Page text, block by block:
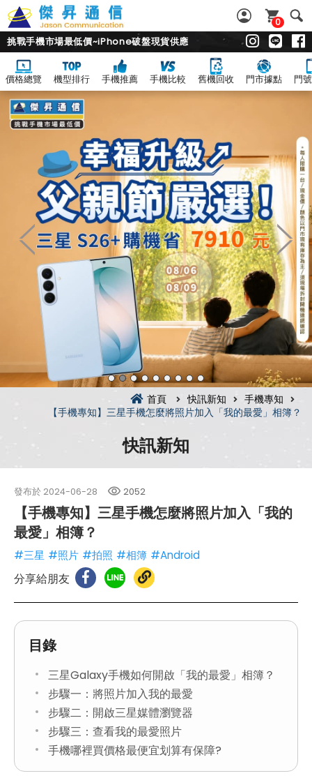
0
挑戰手機市場最低價~iPhone破盤現貨供應
價格總覽 機型排行 手機推薦 手機比較 舊機回收 門市據點 門
首頁 快訊新知
手機專知
【手機專知】三星手機怎麼將照片加入「我的最愛」相簿？
快訊新知
發布於 2024-06-28 2052
【手機專知】三星手機怎麼將照片加入「我的
最愛」相簿？
#三星 #照片 #拍照 #相簿 #Android
分享給朋友
目錄
三星Galaxy手機如何開啟「我的最愛」相簿？
步驟一：將照片加入我的最愛
步驟二：開啟三星媒體瀏覽器
步驟三：查看我的最愛照片
手機哪裡買價格最便宜划算有保障?